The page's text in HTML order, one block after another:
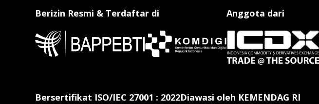
Berizin Resmi & Terdaftar di Anggota dari
Bersertifikat ISO/IEC 27001 : 2022Diawasi oleh KEMENDAG RI